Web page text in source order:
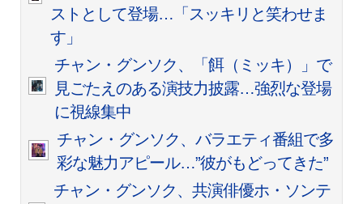
ストとして登場…「スッキリと笑わせま
す」
チャン・グンソク、「餌（ミッキ）」で
見ごたえのある演技力披露…強烈な登場
に視線集中
チャン・グンソク、バラエティ番組で多
彩な魅力アピール…”彼がもどってきた”
チャン・グンソク、共演俳優ホ・ソンテ